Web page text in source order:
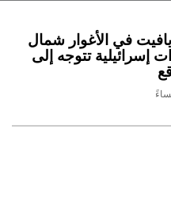
في الأغوار شمال
إسرائيلية تتوجه إلى